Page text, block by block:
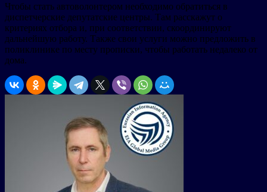
Чтобы стать автоволонтером необходимо обратиться в
диспетчерские депутатские центры. Там расскажут о
критериях отбора и, при соответствии, скоординируют
дальнейшую работу. Также свои услуги можно предложить в
поликлинике по месту прописки, чтобы работать недалеко от
дома.